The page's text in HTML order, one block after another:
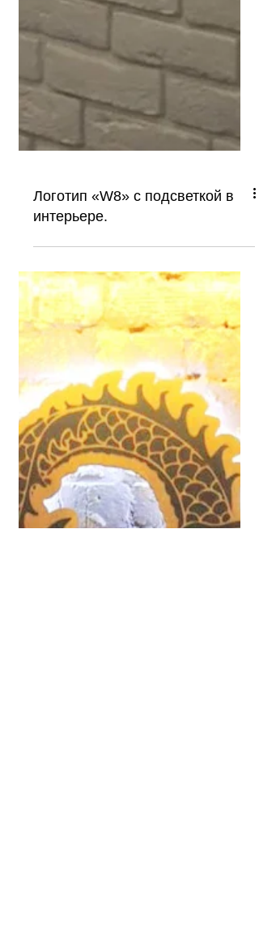
Логотип «W8» с подсветкой в
интерьере.